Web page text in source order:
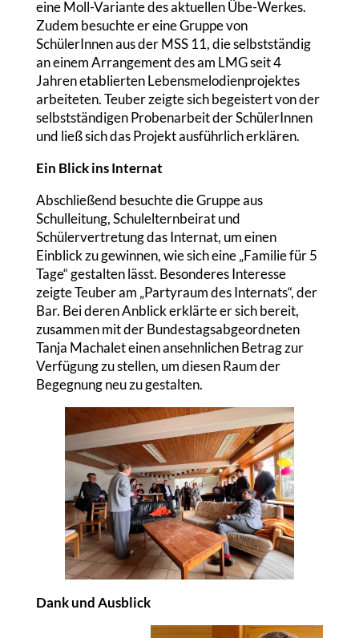
eine Moll-Variante des aktuellen Übe-Werkes.
Zudem besuchte er eine Gruppe von
SchülerInnen aus der MSS 11, die selbstständig
an einem Arrangement des am LMG seit 4
Jahren etablierten Lebensmelodienprojektes
arbeiteten. Teuber zeigte sich begeistert von der
selbstständigen Probenarbeit der SchülerInnen
und ließ sich das Projekt ausführlich erklären.
Ein Blick ins Internat
Abschließend besuchte die Gruppe aus
Schulleitung, Schulelternbeirat und
Schülervertretung das Internat, um einen
Einblick zu gewinnen, wie sich eine „Familie für 5
Tage“ gestalten lässt. Besonderes Interesse
zeigte Teuber am „Partyraum des Internats“, der
Bar. Bei deren Anblick erklärte er sich bereit,
zusammen mit der Bundestagsabgeordneten
Tanja Machalet einen ansehnlichen Betrag zur
Verfügung zu stellen, um diesen Raum der
Begegnung neu zu gestalten.
Dank und Ausblick